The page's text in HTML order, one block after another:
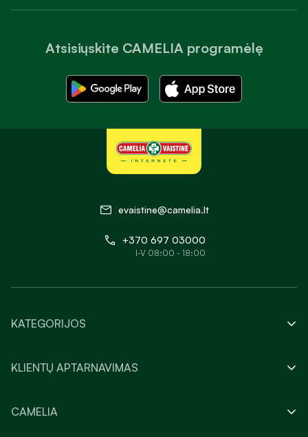
Atsisiųskite CAMELIA programėlę
evaistine@camelia.lt
+370 697 03000
I-V 08:00 - 18:00
KATEGORIJOS
KLIENTŲ APTARNAVIMAS
CAMELIA